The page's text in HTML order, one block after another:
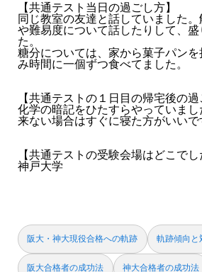
【共通テスト当日の過ごし方】
同じ教室の友達と話していました
や難易度について話したりして、盛
た。
糖分については、家から菓子パン
み時間に一個ずつ食べてました。
【共通テストの１日目の帰宅後の過
化学の暗記をひたすらやっていま
来ない場合はすぐに寝た方がいいで
【共通テストの受験会場はどこでし
神戸大学
阪大・神大現役合格への軌跡 軌跡傾向と
阪大合格者の成功法 神大合格者の成功法